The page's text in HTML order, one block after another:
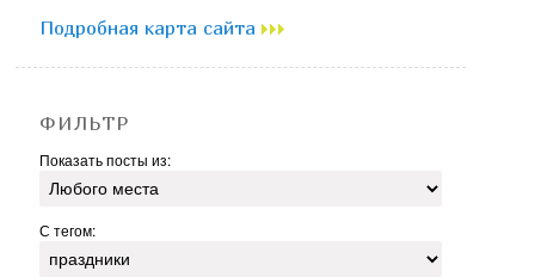
Подробная карта сайта
ФИЛЬТР
Показать посты из:
С тегом: